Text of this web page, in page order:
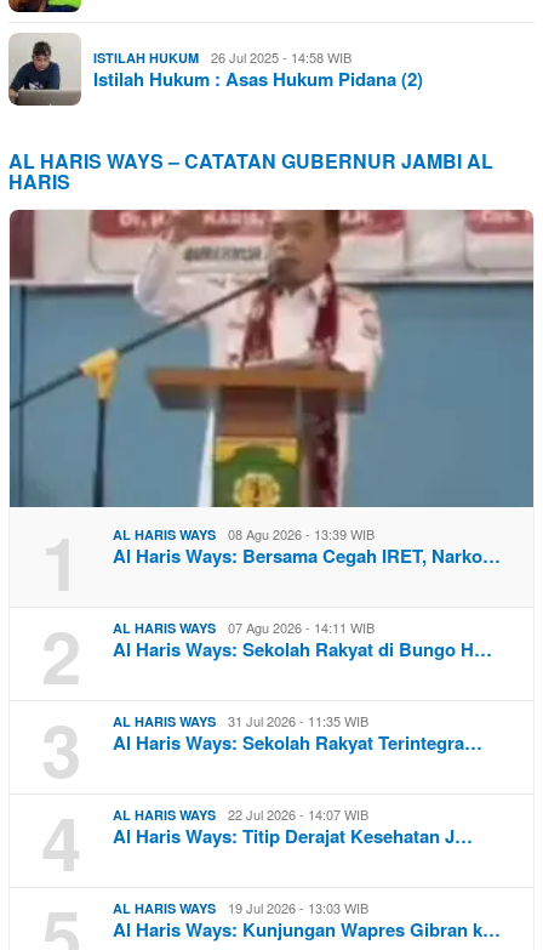
ISTILAH HUKUM 26 Jul 2025 - 14:58 WIB
Istilah Hukum : Asas Hukum Pidana (2)
AL HARIS WAYS – CATATAN GUBERNUR JAMBI AL
HARIS
1 AL HARIS WAYS 08 Agu 2026 - 13:39 WIB
Al Haris Ways: Bersama Cegah IRET, Narko…
2 AL HARIS WAYS 07 Agu 2026 - 14:11 WIB
Al Haris Ways: Sekolah Rakyat di Bungo H…
3 AL HARIS WAYS 31 Jul 2026 - 11:35 WIB
Al Haris Ways: Sekolah Rakyat Terintegra…
4 AL HARIS WAYS 22 Jul 2026 - 14:07 WIB
Al Haris Ways: Titip Derajat Kesehatan J…
AL HARIS WAYS 19 Jul 2026 - 13:03 WIB
Al Haris Ways: Kunjungan Wapres Gibran k…